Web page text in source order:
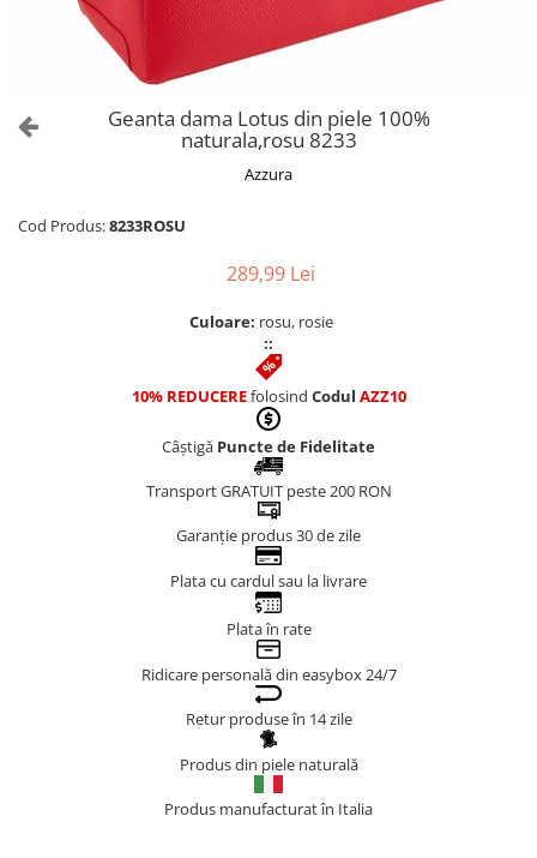
Genti Aurii
Genți Albe
Genți Bleumarin
Geanta dama Lotus din piele 100%
naturala,rosu 8233
Azzura
Cod Produs:8233ROSU
289,99 Lei
Culoare: rosu, rosie
::
10% REDUCEREfolosind Codul AZZ10
Câștigă Puncte de Fidelitate
Transport GRATUIT peste 200 RON
Garanție produs 30 de zile
Plata cu cardul sau la livrare
Plata în rate
Ridicare personală din easybox 24/7
Retur produse în 14 zile
Produs din piele naturală
Produs manufacturat în Italia